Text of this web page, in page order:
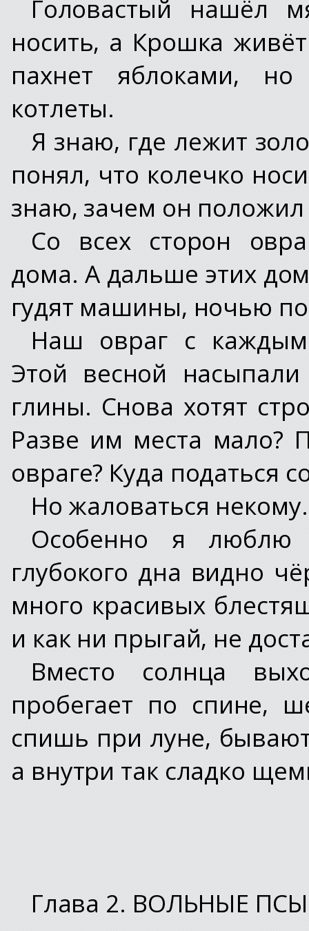
Головастый нашёл
носить, а Крошка
пахнет яблоками,
котлеты.
Я знаю, где лежит
понял, что колечко
знаю, зачем он положил
Со всех сторон
дома. А дальше этих
гудят машины, ночью
Наш овраг с
Этой весной
глины. Снова хотят
Разве им места мало?
овраге? Куда податься
Но жаловаться некому.
Особенно я
глубокого дна видно
много красивых
и как ни прыгай, не
Вместо солнца
пробегает по спине,
спишь при луне,
а внутри так сладко
Глава 2. ВОЛЬНЫЕ ПСЫ